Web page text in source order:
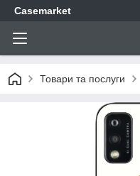
Casemarket
Товари та послуги